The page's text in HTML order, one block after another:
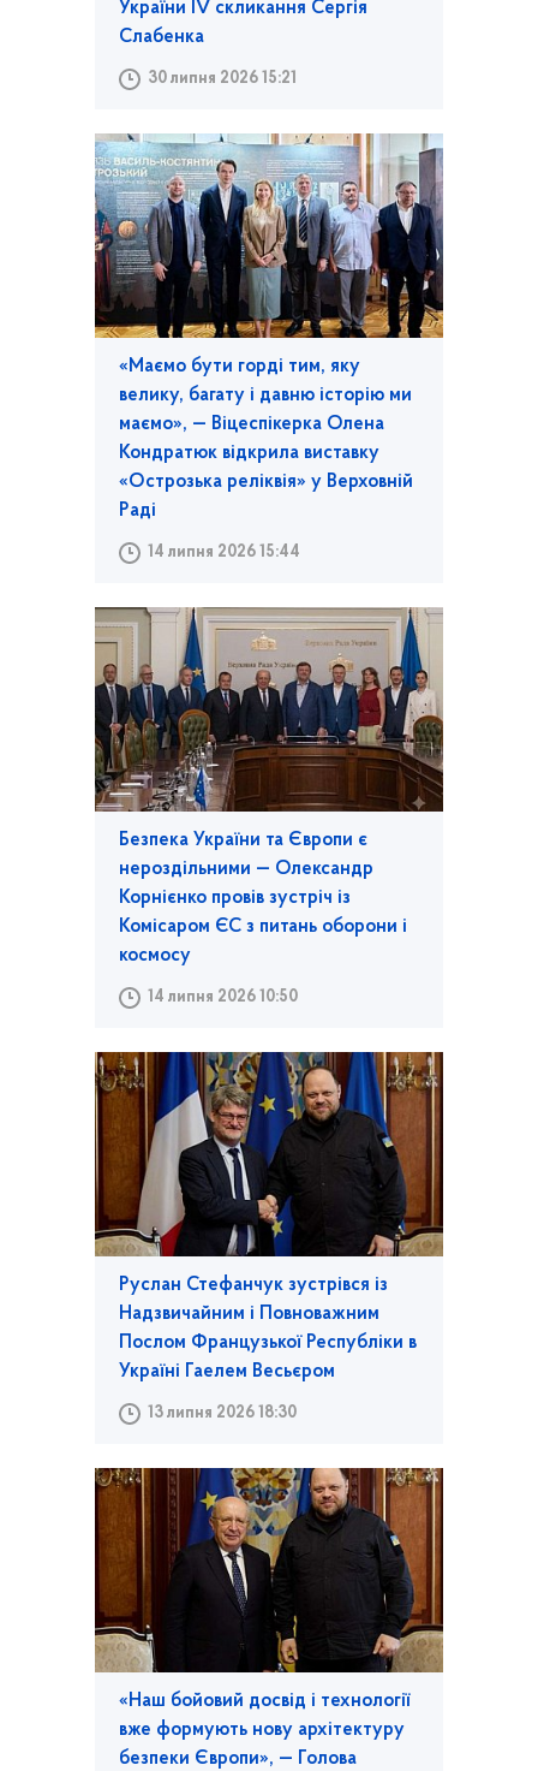
України IV скликання Сергія
Слабенка
30 липня 2026 15:21
«Маємо бути горді тим, яку
велику, багату і давню історію ми
маємо», — Віцеспікерка Олена
Кондратюк відкрила виставку
«Острозька реліквія» у Верховній
Раді
14 липня 2026 15:44
Безпека України та Європи є
нероздільними — Олександр
Корнієнко провів зустріч із
Комісаром ЄС з питань оборони і
космосу
14 липня 2026 10:50
Руслан Стефанчук зустрівся із
Надзвичайним і Повноважним
Послом Французької Республіки в
Україні Гаелем Весьєром
13 липня 2026 18:30
«Наш бойовий досвід і технології
вже формують нову архітектуру
безпеки Європи», — Голова